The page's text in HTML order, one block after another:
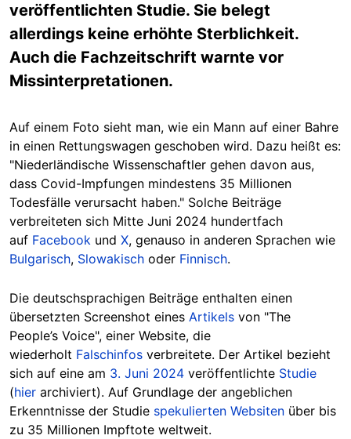
veröffentlichten Studie. Sie belegt
allerdings keine erhöhte Sterblichkeit.
Auch die Fachzeitschrift warnte vor
Missinterpretationen.
Auf einem Foto sieht man, wie ein Mann auf einer Bahre
in einen Rettungswagen geschoben wird. Dazu heißt es:
"Niederländische Wissenschaftler gehen davon aus,
dass Covid-Impfungen mindestens 35 Millionen
Todesfälle verursacht haben." Solche Beiträge
verbreiteten sich Mitte Juni 2024 hundertfach
auf Facebook und X, genauso in anderen Sprachen wie
Bulgarisch, Slowakisch oder Finnisch.
Die deutschsprachigen Beiträge enthalten einen
übersetzten Screenshot eines Artikels von "The
People’s Voice", einer Website, die
wiederholt Falschinfos verbreitete. Der Artikel bezieht
sich auf eine am 3. Juni 2024 veröffentlichte Studie
(hier archiviert). Auf Grundlage der angeblichen
Erkenntnisse der Studie spekulierten Websiten über bis
zu 35 Millionen Impftote weltweit.